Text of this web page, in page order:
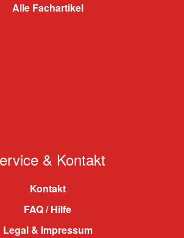
Alle Fachartikel
& Kontakt
Kontakt
FAQ / Hilfe
Legal & Impressum